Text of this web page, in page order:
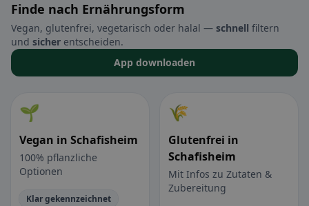
Finde nach Ernährungsform
Vegan, glutenfrei, vegetarisch oder halal — schnell filtern
und sicher entscheiden.
App downloaden
🌱
Vegan in Schafisheim
100% pflanzliche
Optionen
Klar gekennzeichnet
🌾
Glutenfrei in
Schafisheim
Mit Infos zu Zutaten &
Zubereitung